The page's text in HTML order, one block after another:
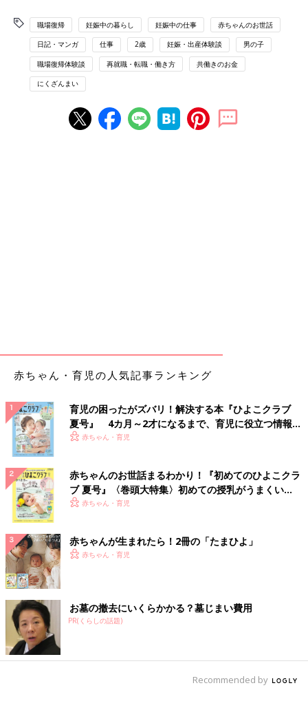
職場復帰 妊娠中の暮らし 妊娠中の仕事 赤ちゃんのお世話
日記・マンガ 仕事 2歳 妊娠・出産体験談 男の子
職場復帰体験談 再就職・転職・働き方 共働きのお金
にくざんまい
赤ちゃん・育児の人気記事ランキング
育児の困ったがズバリ！解決する本『ひよこクラブ
夏号』 4カ月～2才になるまで、育児に役立つ情報が
いっぱい！
赤ちゃん・育児
赤ちゃんのお世話まるわかり！『初めてのひよこクラ
ブ 夏号』〈巻頭大特集〉初めての授乳がうまくい
く！ おっぱい・ミルクの基本と夏のトラブル 解決テ
赤ちゃん・育児
赤ちゃんが生まれたら！2冊の「たまひよ」
赤ちゃん・育児
お墓の撤去にいくらかかる？墓じまい費用
PR(くらしの話題)
Recommended by